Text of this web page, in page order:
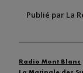
Publié par La
Radio Mont Blanc